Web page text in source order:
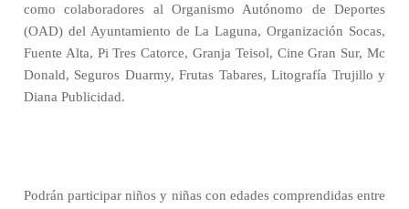
como colaboradores al Organismo Autónomo de Deportes
(OAD) del Ayuntamiento de La Laguna, Organización Socas,
Fuente Alta, Pi Tres Catorce, Granja Teisol, Cine Gran Sur, Mc
Donald, Seguros Duarmy, Frutas Tabares, Litografía Trujillo y
Diana Publicidad.
Podrán participar niños y niñas con edades comprendidas entre